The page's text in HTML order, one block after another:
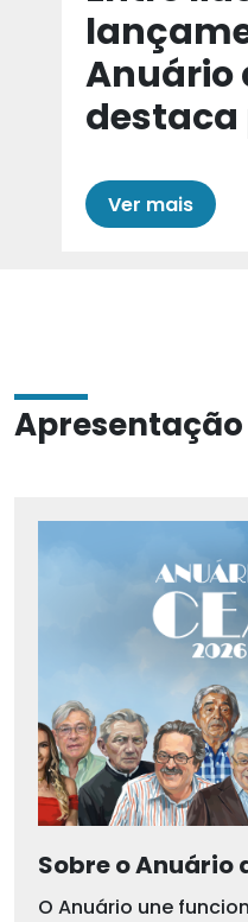
Anuário
destaca
Ver mais
Apresentação
Sobre o Anuário
O Anuário une